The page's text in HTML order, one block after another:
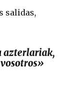
salidas,
azterlariak,